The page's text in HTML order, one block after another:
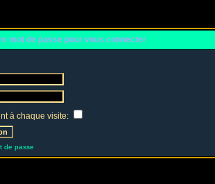
mot de passe pour vous connecter
à chaque visite:
de passe